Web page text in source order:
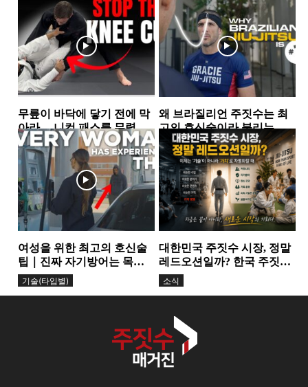
전적인 하프가드 스윕 2가지
하프가드
피언이 반복해서 사용하는...
하프가드
무릎이 바닥에 닿기 전에 막
아라… 니컷 패스를 무력화
하는 핵심 원리
가드
왜 브라질리언 주짓수는 최
고의 호신술이라 불리는
가… 그레이시 형제가 말하
는 ‘거리의 과학’
그레이시주짓수
여성을 위한 최고의 호신술
팁｜진짜 자기방어는 목소
리에서 시작된다
기술(타입별)
대한민국 주짓수 시장, 정말
레드오션일까? 한국 주짓수
시장에서 살아남는 체육관
들의 공통점
소식